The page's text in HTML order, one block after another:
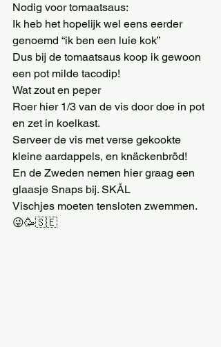
Nodig voor tomaatsaus:
Ik heb het hopelijk wel eens eerder
genoemd “ik ben een luie kok”
Dus bij de tomaatsaus koop ik gewoon
een pot milde tacodip!
Wat zout en peper
Roer hier 1/3 van de vis door doe in pot
en zet in koelkast.
Serveer de vis met verse gekookte
kleine aardappels, en knäckenbröd!
En de Zweden nemen hier graag een
glaasje Snaps bij. SKÅL
Vischjes moeten tensloten zwemmen.
😜🥳🇸🇪